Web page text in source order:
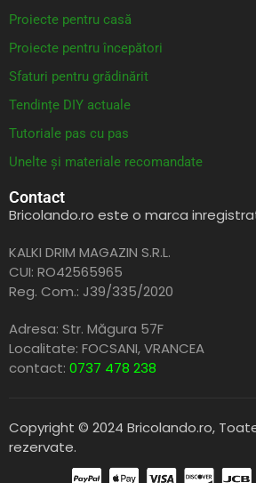
Proiecte pentru casă
Proiecte pentru începători
Sfaturi pentru grădinărit
Tendințe DIY actuale
Tutoriale pas cu pas
Unelte și materiale recomandate
Contact
Bricolando.ro este o marca
KALKI DRIM MAGAZIN S.R.L.
CUI: RO42565965
Reg. Com.: J39/335/2020
Adresa: Str. Măgura 57F
Localitate: FOCSANI,VRANCEA
contact: 0737 478 238
Copyright © 2024 Bricolando.ro,
rezervate.